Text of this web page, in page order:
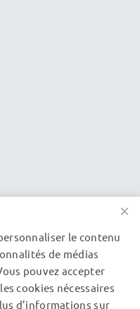
×
le contenu
de médias
pouvez accepter
cookies nécessaires
d’informations sur